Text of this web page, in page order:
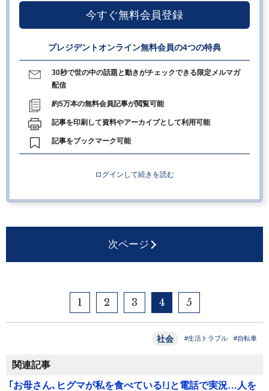
今すぐ無料会員登録
プレジデントオンライン無料会員の4つの特典
30秒で世の中の話題と動きがチェックできる限定メルマガ
配信
約5万本の無料会員記事が閲覧可能
記事を印刷して資料やアーカイブとして利用可能
記事をブックマーク可能
ログインして続きを読む
次ページ
1 2 3 4 5
社会 #生活トラブル #自転車
関連記事
｢お母さん､ヒグマが私を食べている!｣と電話で実況…人を